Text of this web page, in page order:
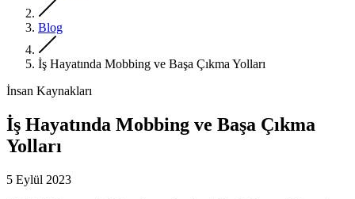
Blog
İş Hayatında Mobbing ve Başa Çıkma Yolları
İnsan Kaynakları
İş Hayatında Mobbing ve Başa Çıkma
Yolları
5 Eylül 2023